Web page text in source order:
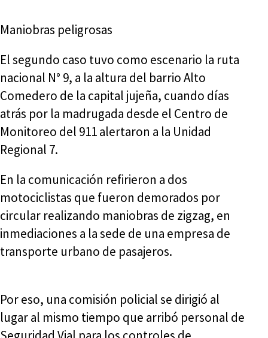
Maniobras peligrosas
El segundo caso tuvo como escenario la ruta
nacional N° 9, a la altura del barrio Alto
Comedero de la capital jujeña, cuando días
atrás por la madrugada desde el Centro de
Monitoreo del 911 alertaron a la Unidad
Regional 7.
En la comunicación refirieron a dos
motociclistas que fueron demorados por
circular realizando maniobras de zigzag, en
inmediaciones a la sede de una empresa de
transporte urbano de pasajeros.
Por eso, una comisión policial se dirigió al
lugar al mismo tiempo que arribó personal de